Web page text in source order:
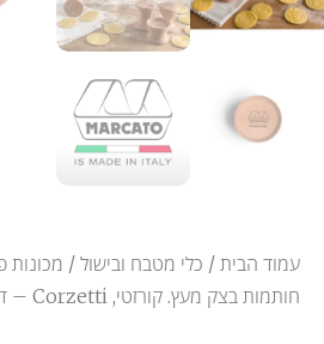
עמוד הבית / כלי מטבח ובישול / מכונות
חותמות בצק מעץ. קורזטי, Corzetti – דוגמת לילי וספירלה